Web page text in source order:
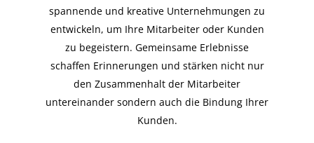
spannende und kreative Unternehmungen zu
entwickeln, um Ihre Mitarbeiter oder Kunden
zu begeistern. Gemeinsame Erlebnisse
schaffen Erinnerungen und stärken nicht nur
den Zusammenhalt der Mitarbeiter
untereinander sondern auch die Bindung Ihrer
Kunden.